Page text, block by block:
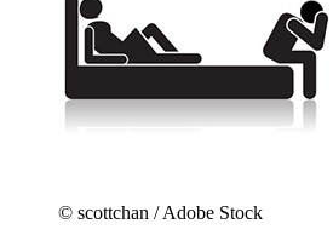
© scottchan / Adobe Stock